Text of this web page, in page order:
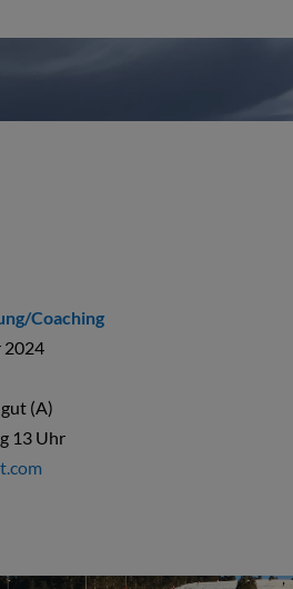
Coaching
2024
(A)
13 Uhr